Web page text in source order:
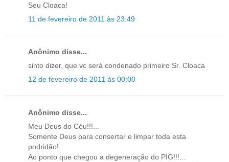
Seu Cloaca!
11 de fevereiro de 2011 às 23:49
Anônimo disse...
sinto dizer, que vc será condenado primeiro Sr. Cloaca
12 de fevereiro de 2011 às 00:00
Anônimo disse...
Meu Deus do Céu!!!...
Somente Deus para consertar e limpar toda esta
podridão!
Ao ponto que chegou a degeneração do PIG!!!...